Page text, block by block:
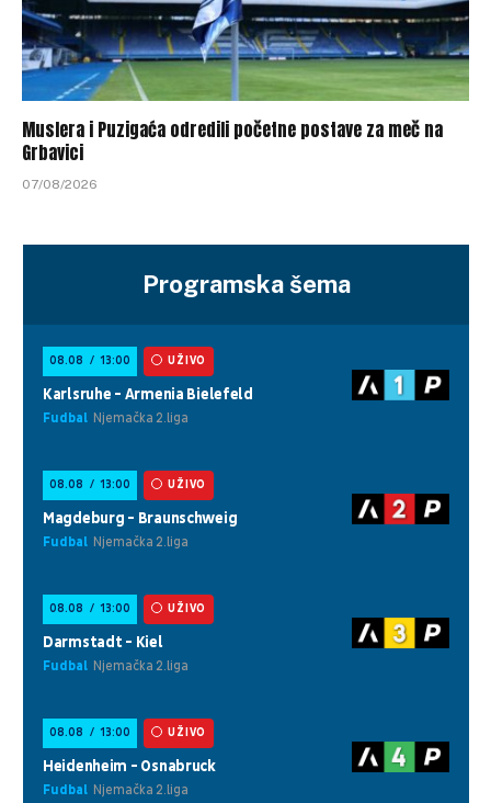
Muslera i Puzigaća odredili početne postave za meč na
Grbavici
07/08/2026
Programska šema